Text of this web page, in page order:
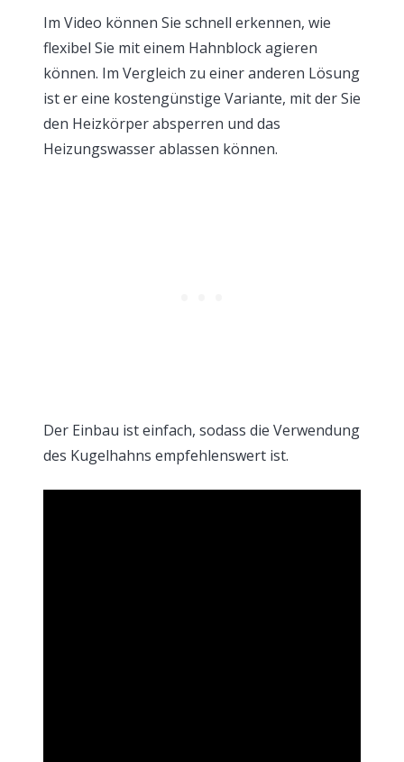
Im Video können Sie schnell erkennen, wie
flexibel Sie mit einem Hahnblock agieren
können. Im Vergleich zu einer anderen Lösung
ist er eine kostengünstige Variante, mit der Sie
den Heizkörper absperren und das
Heizungswasser ablassen können.
Der Einbau ist einfach, sodass die Verwendung
des Kugelhahns empfehlenswert ist.